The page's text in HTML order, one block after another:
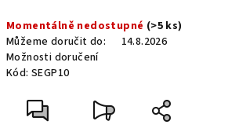
cena:
Momentálně nedostupné (>5 ks)
Můžeme doručit do:
14.8.2026
Možnosti doručení
Kód: SEGP10